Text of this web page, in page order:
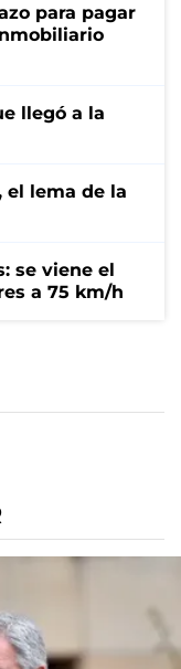
para pagar
llegó a la
el lema de la
se viene el
a 75 km/h